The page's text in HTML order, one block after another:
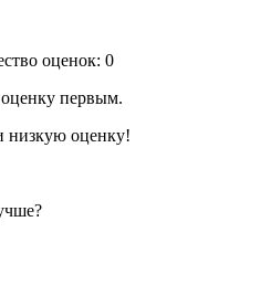
оценок: 0
первым.
низкую оценку!